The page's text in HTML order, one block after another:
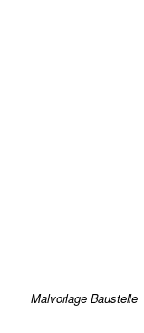
Malvorlage Baustelle